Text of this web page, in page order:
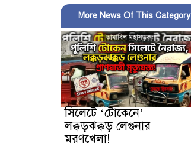
More News Of This Category
সিলেটে ‘টোকেনে’
লক্কড়ঝক্কড় লেগুনার
মরণখেলা!